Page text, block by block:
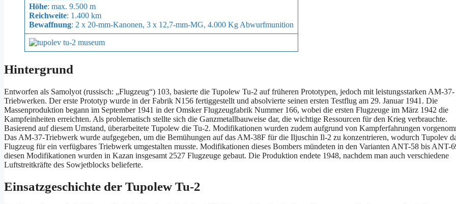
Höhe: max. 9.500 m
Reichweite: 1.400 km
Bewaffnung: 2 x 20-mm-Kanonen, 3 x 12,7-mm-MG, 4.000 Kg Abwurfmunition
Hintergrund
Entworfen als Samolyot (russisch: „Flugzeug“) 103, basierte die Tupolew Tu-2 auf früheren Prototypen, jedoch mit leistungsstarken AM-37-
Triebwerken. Der erste Prototyp wurde in der Fabrik N156 fertiggestellt und absolvierte seinen ersten Testflug am 29. Januar 1941. Die
Massenproduktion begann im September 1941 in der Omsker Flugzeugfabrik Nummer 166, wobei die ersten Flugzeuge im März 1942 die
Kampfeinheiten erreichten. Als problematisch stellte sich die Ganzmetallbauweise dar, die wichtige Ressourcen für den Krieg verbrauchte.
Basierend auf diesem Umstand, überarbeitete Tupolew die Tu-2. Modifikationen wurden zudem aufgrund von Kampferfahrungen
Das AM-37-Triebwerk wurde aufgegeben, um die Bemühungen auf das AM-38F für die Iljuschin Il-2 zu konzentrieren, wodurch Tupolev
Flugzeug für ein verfügbares Triebwerk umgestalten musste. Modifikationen dieses Bombers mündeten in den Varianten ANT-58 bis ANT-
diesen Modifikationen wurden in Kazan insgesamt 2527 Flugzeuge gebaut. Die Produktion endete 1948, nachdem man auch verschiedene
Luftstreitkräfte des Sowjetblocks belieferte.
Einsatzgeschichte der Tupolew Tu-2